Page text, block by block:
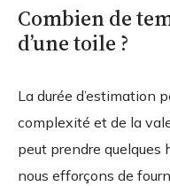
Combien de
d’une toile ?
La durée d’estimation
complexité et de la
peut prendre quelques
nous efforçons de